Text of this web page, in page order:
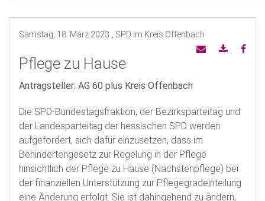
Samstag, 18. März 2023 , SPD im Kreis Offenbach
Pflege zu Hause
Antragsteller: AG 60 plus Kreis Offenbach
Die SPD-Bundestagsfraktion, der Bezirksparteitag und
der Landesparteitag der hessischen SPD werden
aufgefordert, sich dafür einzusetzen, dass im
Behindertengesetz zur Regelung in der Pflege
hinsichtlich der Pflege zu Hause (Nächstenpflege) bei
der finanziellen Unterstützung zur Pflegegradeinteilung
eine Änderung erfolgt. Sie ist dahingehend zu ändern,